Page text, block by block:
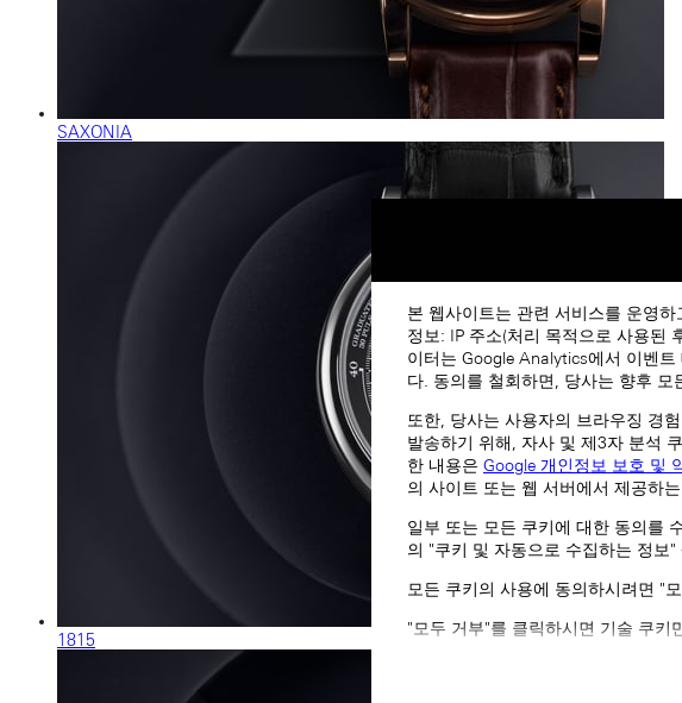
SAXONIA
1815
본 웹사이트는 관련 서비스를 운영
정보: IP 주소(처리 목적으로 사용된
이터는 Google Analytics에서 이벤
다. 동의를 철회하면, 당사는 향후 모
또한, 당사는 사용자의 브라우징 경
발송하기 위해, 자사 및 제3자 분석
한 내용은 Google 개인정보 보호 및
의 사이트 또는 웹 서버에서 제공하
일부 또는 모든 쿠키에 대한 동의를
의 "쿠키 및 자동으로 수집하는 정보
모든 쿠키의 사용에 동의하시려면 "
"모두 거부"를 클릭하시면 기술 쿠키